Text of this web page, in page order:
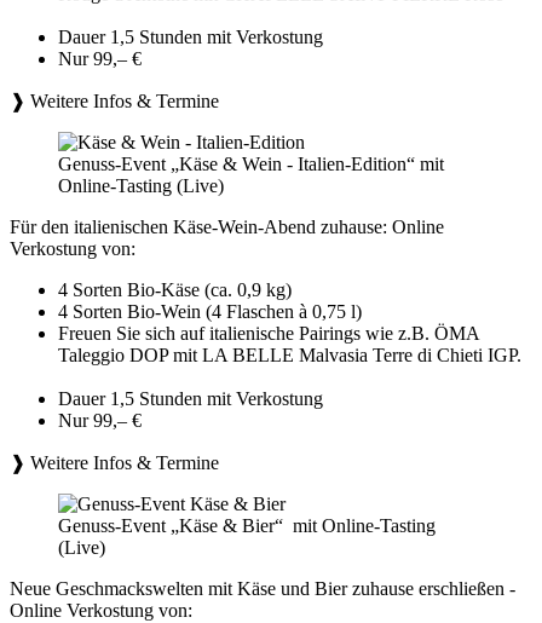
Dauer 1,5 Stunden mit Verkostung
Nur 99,– €
❱ Weitere Infos & Termine
Genuss-Event „Käse & Wein - Italien-Edition“ mit
Online-Tasting (Live)
Für den italienischen Käse-Wein-Abend zuhause: Online
Verkostung von:
4 Sorten Bio-Käse (ca. 0,9 kg)
4 Sorten Bio-Wein (4 Flaschen à 0,75 l)
Freuen Sie sich auf italienische Pairings wie z.B. ÖMA
Taleggio DOP mit LA BELLE Malvasia Terre di Chieti IGP.
Dauer 1,5 Stunden mit Verkostung
Nur 99,– €
❱ Weitere Infos & Termine
Genuss-Event „Käse & Bier“ mit Online-Tasting
(Live)
Neue Geschmackswelten mit Käse und Bier zuhause erschließen -
Online Verkostung von: